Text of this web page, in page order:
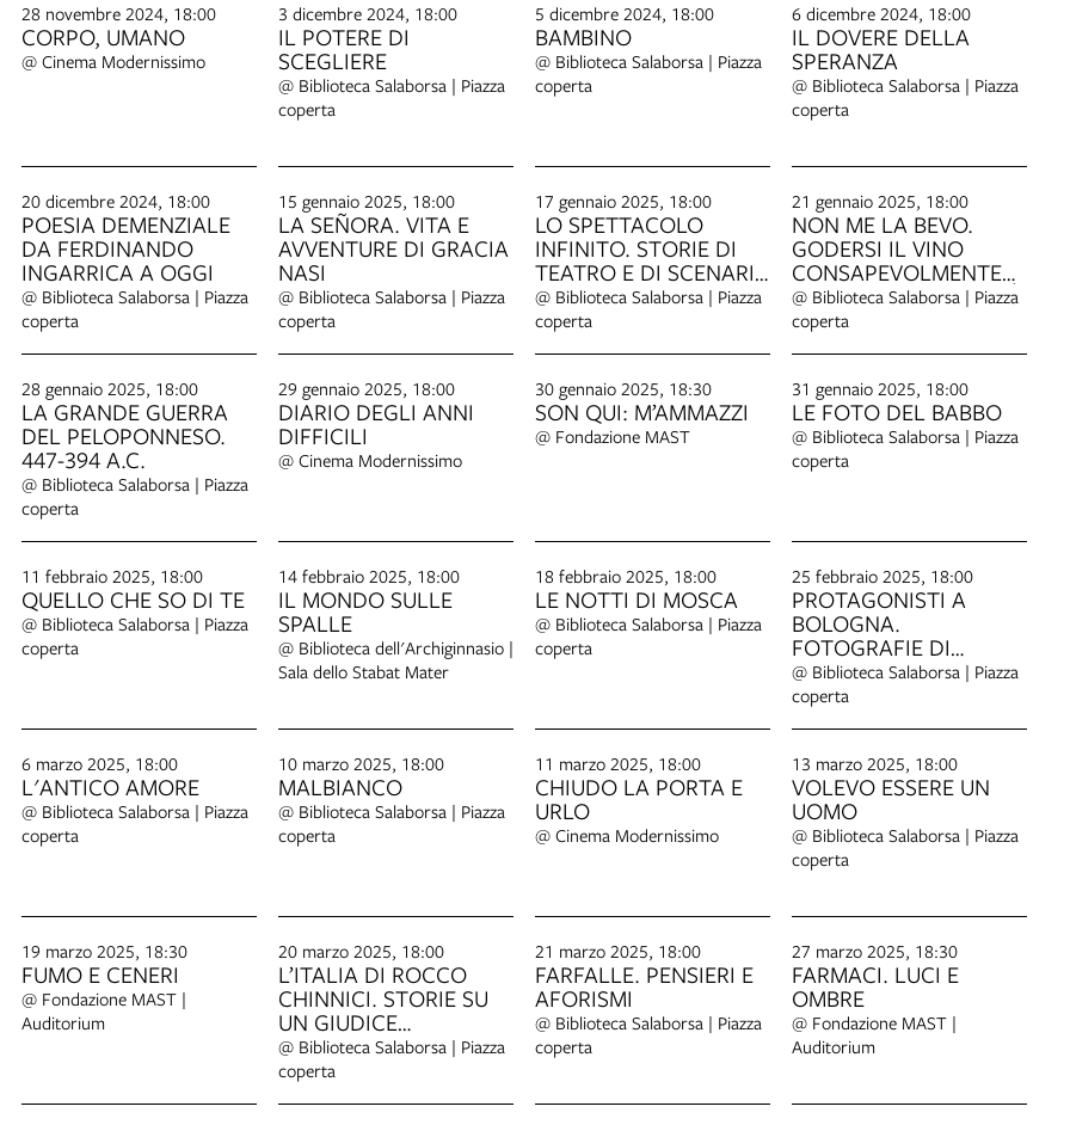
28 novembre 2024, 18:00
CORPO, UMANO
@ Cinema Modernissimo
3 dicembre 2024, 18:00
IL POTERE DI
SCEGLIERE
@ Biblioteca Salaborsa | Piazza
coperta
5 dicembre 2024, 18:00
BAMBINO
@ Biblioteca Salaborsa | Piazza
coperta
6 dicembre 2024, 18:00
IL DOVERE DELLA
SPERANZA
@ Biblioteca Salaborsa | Piazza
coperta
20 dicembre 2024, 18:00
POESIA DEMENZIALE
DA FERDINANDO
INGARRICA A OGGI
@ Biblioteca Salaborsa | Piazza
coperta
15 gennaio 2025, 18:00
LA SEÑORA. VITA E
AVVENTURE DI GRACIA
NASI
@ Biblioteca Salaborsa | Piazza
coperta
17 gennaio 2025, 18:00
LO SPETTACOLO
INFINITO. STORIE DI
TEATRO E DI SCENARI
POLITICI
@ Biblioteca Salaborsa | Piazza
coperta
21 gennaio 2025, 18:00
NON ME LA BEVO.
GODERSI IL VINO
CONSAPEVOLMENTE
SENZA MARKETING NÉ
MODE
@ Biblioteca Salaborsa | Piazza
coperta
28 gennaio 2025, 18:00
LA GRANDE GUERRA
DEL PELOPONNESO.
447-394 A.C.
@ Biblioteca Salaborsa | Piazza
coperta
29 gennaio 2025, 18:00
DIARIO DEGLI ANNI
DIFFICILI
@ Cinema Modernissimo
30 gennaio 2025, 18:30
SON QUI: M’AMMAZZI
@ Fondazione MAST
31 gennaio 2025, 18:00
LE FOTO DEL BABBO
@ Biblioteca Salaborsa | Piazza
coperta
11 febbraio 2025, 18:00
QUELLO CHE SO DI TE
@ Biblioteca Salaborsa | Piazza
coperta
14 febbraio 2025, 18:00
IL MONDO SULLE
SPALLE
@ Biblioteca dell'Archiginnasio |
Sala dello Stabat Mater
18 febbraio 2025, 18:00
LE NOTTI DI MOSCA
@ Biblioteca Salaborsa | Piazza
coperta
25 febbraio 2025, 18:00
PROTAGONISTI A
BOLOGNA.
FOTOGRAFIE DI
CARLOTTA GINEVRA
VOLPINI
@ Biblioteca Salaborsa | Piazza
coperta
6 marzo 2025, 18:00
L'ANTICO AMORE
@ Biblioteca Salaborsa | Piazza
coperta
10 marzo 2025, 18:00
MALBIANCO
@ Biblioteca Salaborsa | Piazza
coperta
11 marzo 2025, 18:00
CHIUDO LA PORTA E
URLO
@ Cinema Modernissimo
13 marzo 2025, 18:00
VOLEVO ESSERE UN
UOMO
@ Biblioteca Salaborsa | Piazza
coperta
19 marzo 2025, 18:30
FUMO E CENERI
@ Fondazione MAST |
Auditorium
20 marzo 2025, 18:00
L’ITALIA DI ROCCO
CHINNICI. STORIE SU
UN GIUDICE
RIVOLUZIONARIO E
GENTILE
@ Biblioteca Salaborsa | Piazza
coperta
21 marzo 2025, 18:00
FARFALLE. PENSIERI E
AFORISMI
@ Biblioteca Salaborsa | Piazza
coperta
27 marzo 2025, 18:30
FARMACI. LUCI E
OMBRE
@ Fondazione MAST |
Auditorium